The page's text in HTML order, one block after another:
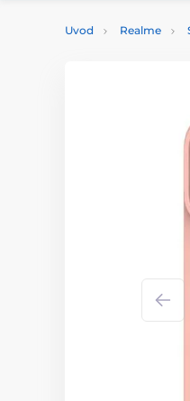
Uvod Realme